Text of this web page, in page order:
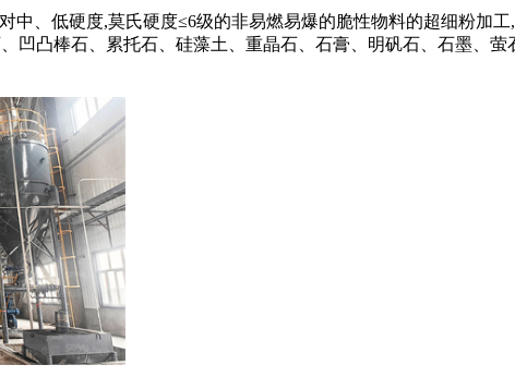
中、低硬度,莫氏硬度≤6级的非易燃易爆的脆性物料的超细粉加
凹凸棒石、累托石、硅藻土、重晶石、石膏、明矾石、石墨、萤